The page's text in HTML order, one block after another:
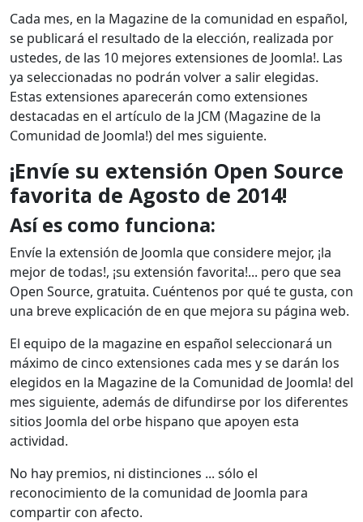
Cada mes, en la Magazine de la comunidad en español,
se publicará el resultado de la elección, realizada por
ustedes, de las 10 mejores extensiones de Joomla!. Las
ya seleccionadas no podrán volver a salir elegidas.
Estas extensiones aparecerán como extensiones
destacadas en el artículo de la JCM (Magazine de la
Comunidad de Joomla!) del mes siguiente.
¡Envíe su extensión Open Source
favorita de Agosto de 2014!
Así es como funciona:
Envíe la extensión de Joomla que considere mejor, ¡la
mejor de todas!, ¡su extensión favorita!... pero que sea
Open Source, gratuita. Cuéntenos por qué te gusta, con
una breve explicación de en que mejora su página web.
El equipo de la magazine en español seleccionará un
máximo de cinco extensiones cada mes y se darán los
elegidos en la Magazine de la Comunidad de Joomla! del
mes siguiente, además de difundirse por los diferentes
sitios Joomla del orbe hispano que apoyen esta
actividad.
No hay premios, ni distinciones ... sólo el
reconocimiento de la comunidad de Joomla para
compartir con afecto.